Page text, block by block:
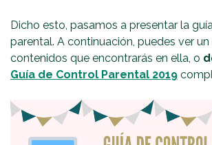
Dicho esto, pasamos a presentar la
parental. A continuación, puedes ver
contenidos que encontrarás en ella, o
Guía de Control Parental 2019